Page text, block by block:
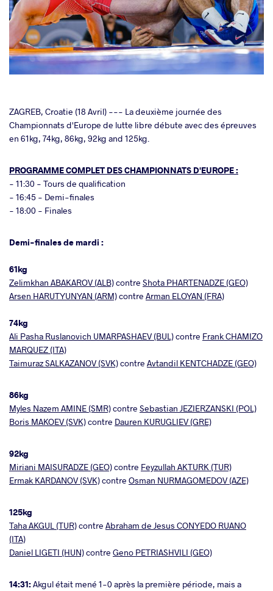
ZAGREB, Croatie (18 Avril) --- La deuxième journée des
Championnats d'Europe de lutte libre débute avec des épreuves
en 61kg, 74kg, 86kg, 92kg and 125kg.
PROGRAMME COMPLET DES CHAMPIONNATS D'EUROPE :
- 11:30 - Tours de qualification
- 16:45 - Demi-finales
- 18:00 - Finales
Demi-finales de mardi :
61kg
Zelimkhan ABAKAROV (ALB)contre Shota PHARTENADZE (GEO)
Arsen HARUTYUNYAN (ARM)contre Arman ELOYAN (FRA)
74kg
Ali Pasha Ruslanovich UMARPASHAEV (BUL)contre Frank CHAMIZO
MARQUEZ (ITA)
Taimuraz SALKAZANOV (SVK)contre Avtandil KENTCHADZE (GEO)
86kg
Myles Nazem AMINE (SMR)contre Sebastian JEZIERZANSKI (POL)
Boris MAKOEV (SVK)contre Dauren KURUGLIEV (GRE)
92kg​​​​​​​
Miriani MAISURADZE (GEO)contre Feyzullah AKTURK (TUR)
Ermak KARDANOV (SVK)contre Osman NURMAGOMEDOV (AZE)
125kg
Taha AKGUL (TUR)contre​​​​​​​ Abraham de Jesus CONYEDO RUANO
(ITA)
Daniel LIGETI (HUN)contre Geno PETRIASHVILI (GEO)
14:31:Akgul était mené 1-0 après la première période, mais a